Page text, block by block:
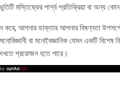
মস্তিষ্কের পার্শ্ব প্রতিক্রিয়া বা অন্য
আপনার ডাক্তার আপনার বিষণ্নতা
বা মনোবৈজ্ঞানিক যেমন একটি বিশেষ
প্রয়োজন হতে পারে।